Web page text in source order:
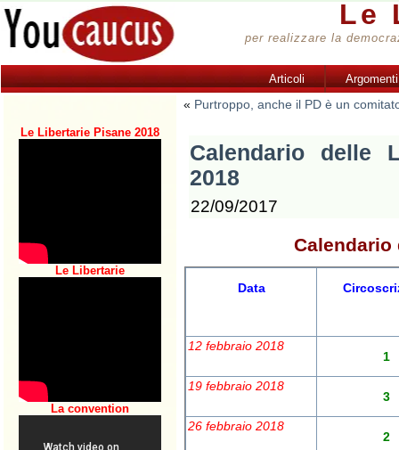
Le
per realizzare la
Articoli Argomenti
Le Libertarie Pisane 2018
Le Libertarie
La convention
« Purtroppo, anche il PD è un
Calendario delle
2018
22/09/2017
Calendario
Data
12 febbraio 2018
1
19 febbraio 2018
3
26 febbraio 2018
2